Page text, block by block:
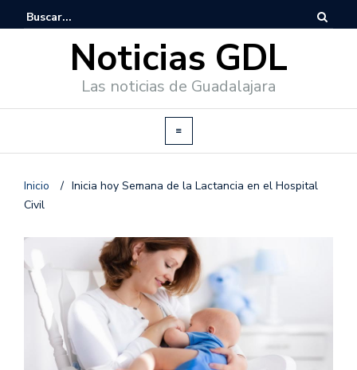
Noticias GDL
Las noticias de Guadalajara
Inicio / Inicia hoy Semana de la Lactancia en el Hospital
Civil